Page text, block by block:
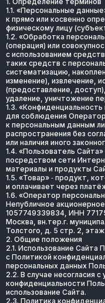
1.1. «Персональные
к прямо или косвенно
физическому лицу
1.2. «Обработка
(операция) или
с использованием
таких средств с
систематизацию,
изменение), извлечение,
(предоставление,
удаление, уничтожение
1.3.
для соблюдения
к персональным данным
распространения без
или наличия иного
1.4. «Пользователь
посредством сети
материалы и продукты
1.5. «Товар» ‑ продукт,
и оплачивает через
1.6. «Оператор
Непубличное
1057749339834, ИНН
Москва, вн.тер.г.
Толстого, д. 5 стр. 2,
2. Общие положения
2.1. Использование Сайта
с Политикой
персональных данных
2.2. В случае несогласия
конфиденциальности
использование Сайта.
2.3. Политика